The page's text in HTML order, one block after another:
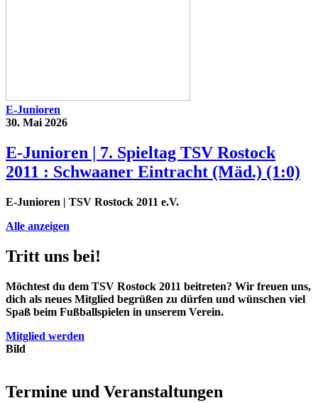
E-Junioren
30. Mai 2026
E-Junioren | 7. Spieltag TSV Rostock
2011 : Schwaaner Eintracht (Mäd.) (1:0)
E-Junioren | TSV Rostock 2011 e.V.
Alle anzeigen
Tritt uns bei!
Möchtest du dem TSV Rostock 2011 beitreten? Wir freuen uns,
dich als neues Mitglied begrüßen zu dürfen und wünschen viel
Spaß beim Fußballspielen in unserem Verein.
Mitglied werden
Bild
Termine und Veranstaltungen